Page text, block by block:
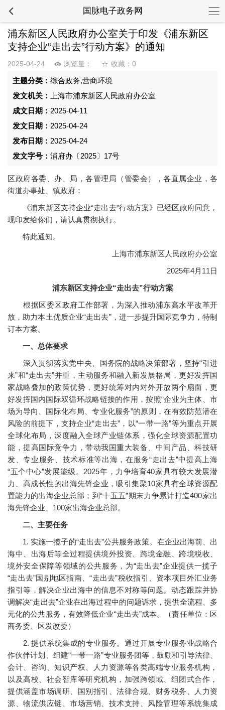
国脉电子政务网
浦东新区人民政府办公室关于印发《浦东新区
支持企业“走出去”行动方案》的通知
2025-04-24 浏览量： 收藏：0
主题分类： 综合政务,营商环境
发文机关：
上海市浦东新区人民政府办公室
成文日期： 2025-04-11
发文日期： 2025-04-24
发布日期： 2025-04-24
发文字号： 浦府办〔2025〕17号
区政府各委、办、局，各管理局（管委会），各直属企业，各
街道办事处、镇政府：
《浦东新区支持企业“走出去”行动方案》已经区政府同意，
现印发给你们，请认真贯彻执行。
特此通知。
上海市浦东新区人民政府办公室
2025年4月11日
浦东新区支持企业“走出去”行动方案
根据区委区政府工作部署，为深入推动浦东高水平改革开
放，助力本土优质企业“走出去”，进一步提升国际竞争力，特制
订本方案。
一、总体要求
深入贯彻落实党中央、国务院的战略决策部署，坚持“引进
来”和“走出去”并重，主动服务和融入新发展格局，更好发挥国
家战略叠加的政策优势，更好统筹对内对外开放两个扇面，更
好发挥国内国际双循环战略链接的作用，按照“企业为主体、市
场为导向、国际化布局、专业化服务”的原则，在有效防范潜在
风险的前提下，支持企业“走出去”，以“一带一路”等为重点开展
全球化布局，深度融入全球产业链体系，强化全球资源配置功
能，提高国际竞争力，带动我国重大装备、中间产品、科技研
发、专业服务、技术标准等出海，在服务“走出去”中提高上海
“五个中心”发展能级。2025年，力争培育40家具有较大发展潜
力、高成长性的出海先锋企业，吸引集聚10家具有全球资源配
置能力的出海企业总部；到“十五五”期末力争累计打造400家出
海先锋企业、100家出海企业总部。
二、主要任务
1. 实施一揽子的“走出去”公共服务政策。在企业出海前、出
海中、出海后等全过程提供境外投资、跨境金融、跨境税收、
境外安全保障等领域的公共服务，为“走出去”企业提供一揽子
“走出去”国别地区指南、“走出去”税收指引、资本项目外汇业务
指引等，解决企业出海中的信息不对称等问题。动态跟踪并协
调解决“走出去”企业在出海过程中的问题诉求，提供全流程、多
元化的公共服务，有效降低企业“走出去”成本。（责任单位：区
商务委、区发改委）
2. 提供系统集成的专业服务。通过开展专业服务业战略合
作伙伴计划、组建“一带一路”专业服务团等，鼓励和引导法律、
会计、咨询、知识产权、人力资源等各类高端专业服务机构，
以及高校、社会智库等研究机构，加强跨领域、组团式合作，
提供涵盖市场调研、国别指引、法律合规、财务税务、人力资
源、物流供应链、市场营销、技术支持、风险管理等系统集成